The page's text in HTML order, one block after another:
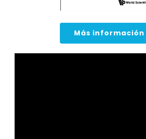
Más información